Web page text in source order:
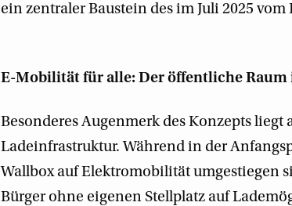
ein zentraler Baustein des im Juli 2025
E-Mobilität für alle: Der öffentliche Raum
Besonderes Augenmerk des Konzepts
Ladeinfrastruktur. Während in der
Wallbox auf Elektromobilität umgestiegen
Bürger ohne eigenen Stellplatz auf